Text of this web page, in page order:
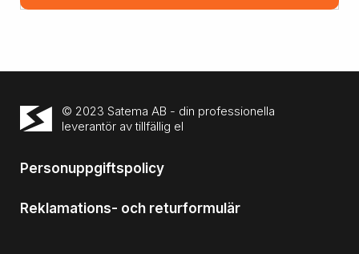
© 2023 Satema AB - din professionella
leverantör av tillfällig el
Personuppgiftspolicy
Reklamations- och returformulär